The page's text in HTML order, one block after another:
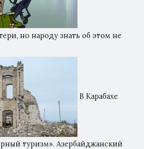
но народу знать об этом не
В Карабахе
туризм». Азербайджанский